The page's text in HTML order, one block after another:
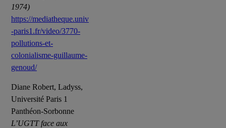
1974)
https://mediatheque.univ
-paris1.fr/video/3770-
pollutions-et-
colonialisme-guillaume-
genoud/
Diane Robert, Ladyss,
Université Paris 1
Panthéon-Sorbonne
L’UGTT face aux